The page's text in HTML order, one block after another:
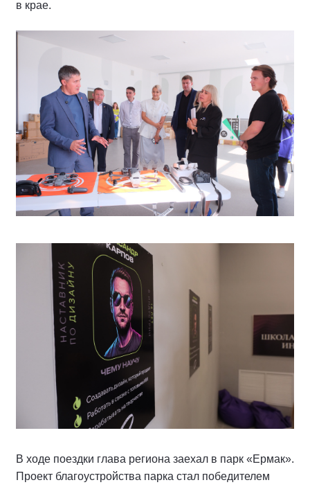
в крае.
В ходе поездки глава региона заехал в парк «Ермак».
Проект благоустройства парка стал победителем